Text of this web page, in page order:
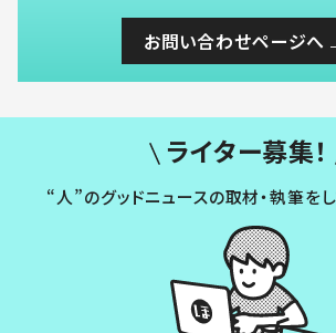
お問い合わせページへ
ライター募集！
“人”のグッドニュースの取材・執筆を